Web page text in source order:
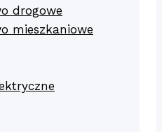
drogowe
mieszkaniowe